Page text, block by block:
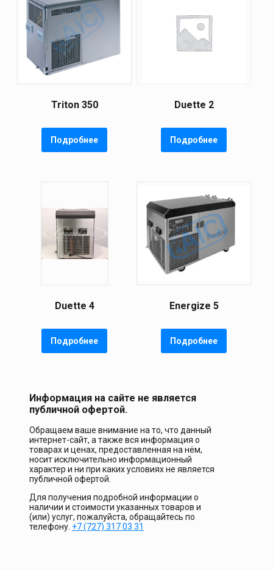
Triton 350
Подробнее
Duette 2
Подробнее
Duette 4
Подробнее
Energize 5
Подробнее
Информация на сайте не является
публичной офертой.
Обращаем ваше внимание на то, что данный
интернет-сайт, а также вся информация о
товарах и ценах, предоставленная на нём,
носит исключительно информационный
характер и ни при каких условиях не является
публичной офертой.
Для получения подробной информации о
наличии и стоимости указанных товаров и
(или) услуг, пожалуйста, обращайтесь по
телефону. +7 (727) 317 03 31